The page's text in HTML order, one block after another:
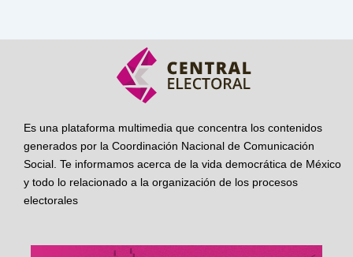
Es una plataforma multimedia que concentra los contenidos
generados por la Coordinación Nacional de Comunicación
Social. Te informamos acerca de la vida democrática de México
y todo lo relacionado a la organización de los procesos
electorales